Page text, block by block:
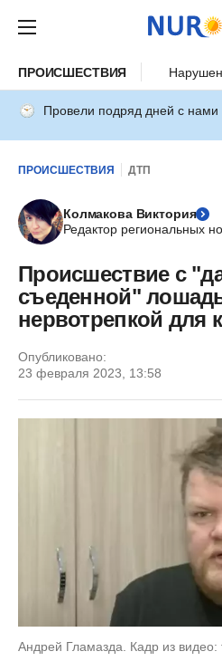
ПРОИСШЕСТВИЯ
Провели подряд дней с нами
ПРОИСШЕСТВИЯ ДТП
Колмакова Виктория
Редактор региональных
Происшествие с
съеденной"
нервотрепкой для
Опубликовано:
23 февраля 2023, 13:58
Андрей Гламазда. Кадр из видео: